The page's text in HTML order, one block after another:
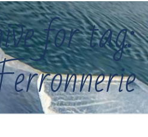
for tag: